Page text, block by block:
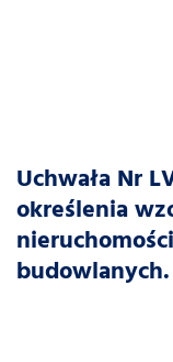
Uchwała Nr
określenia
budowlanych.